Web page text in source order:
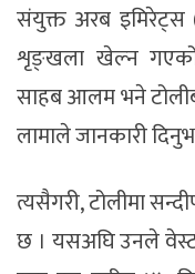
संयुक्त अरब इमिरेट्स
शृङ्खला खेल्न गएको
साहब आलम भने
लामाले जानकारी
त्यसैगरी, टोलीमा
छ । यसअघि उनले